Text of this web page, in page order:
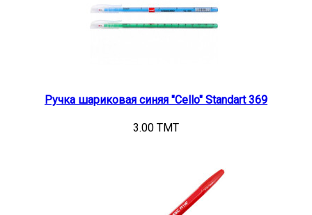
Ручка шариковая синяя "Cello" Standart 369
3.00 TMT